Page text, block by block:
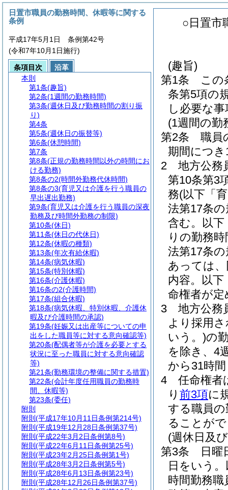
○日置市
(趣旨)
第1条
この
条第5項の
し必要な
(1週間の勤
第2条
職員
期間につ
2
地方公務
第10条第3
務(以下「
法第17条
含む。以下
りの勤務
法第17条
あっては
内容。以
命権者が定
3
地方公務
より採用
いう。)の
を除き、4
から31時
4
任命権者
り 前3項に
する職員
ることが
(週休日及
第3条
日曜
日をいう
時間勤務
日置市職員の勤務時間、休暇等に関する
条例
平成17年5月1日 条例第42号
(令和7年10月1日施行)
条項目次
沿革
本則
第1条(趣旨)
第2条(1週間の勤務時間)
第3条(週休日及び勤務時間の割り振
り)
第4条
第5条(週休日の振替等)
第6条(休憩時間)
第7条
第8条(正規の勤務時間以外の時間にお
ける勤務)
第8条の2(時間外勤務代休時間)
第8条の3(育児又は介護を行う職員の
早出遅出勤務)
第9条(育児又は介護を行う職員の深夜
勤務及び時間外勤務の制限)
第10条(休日)
第11条(休日の代休日)
第12条(休暇の種類)
第13条(年次有給休暇)
第14条(病気休暇)
第15条(特別休暇)
第16条(介護休暇)
第16条の2(介護時間)
第17条(組合休暇)
第18条(病気休暇、特別休暇、介護休
暇及び介護時間の承認)
第19条(妊娠又は出産等についての申
出をした職員等に対する意向確認等)
第20条(配偶者等が介護を必要とする
状況に至った職員に対する意向確認
等)
第21条(勤務環境の整備に関する措置)
第22条(会計年度任用職員の勤務時
間、休暇等)
第23条(委任)
附則
附則 (平成17年10月11日条例第214号)
附則 (平成19年12月28日条例第37号)
附則 (平成22年3月2日条例第8号)
附則 (平成22年6月11日条例第25号)
附則 (平成23年2月25日条例第1号)
附則 (平成28年3月2日条例第5号)
附則 (平成28年6月13日条例第23号)
附則 (平成28年12月26日条例第37号)